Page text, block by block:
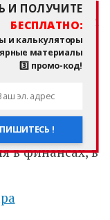
делаем
Заранее
в финансах, в
!
И ПОЛУЧИТЕ
БЕСПЛАТНО:
и калькуляторы
материалы
3️⃣ промо-код!